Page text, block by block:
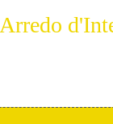
Arredo